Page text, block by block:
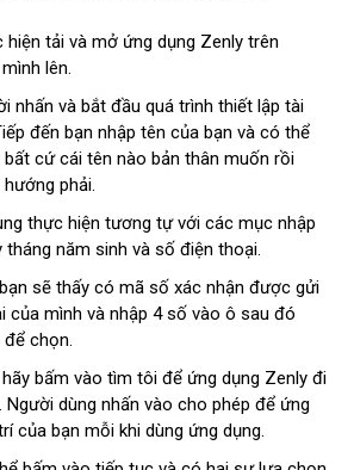
hiện tải và mở ứng dụng Zenly trên
lên.
nhấn và bắt đầu quá trình thiết lập tài
đến bạn nhập tên của bạn và có thể
bất cứ cái tên nào bản thân muốn rồi
phải.
thực hiện tương tự với các mục nhập
tháng năm sinh và số điện thoại.
sẽ thấy có mã số xác nhận được gửi
của mình và nhập 4 số vào ô sau đó
chọn.
bấm vào tìm tôi để ứng dụng Zenly đi
dùng nhấn vào cho phép để ứng
của bạn mỗi khi dùng ứng dụng.